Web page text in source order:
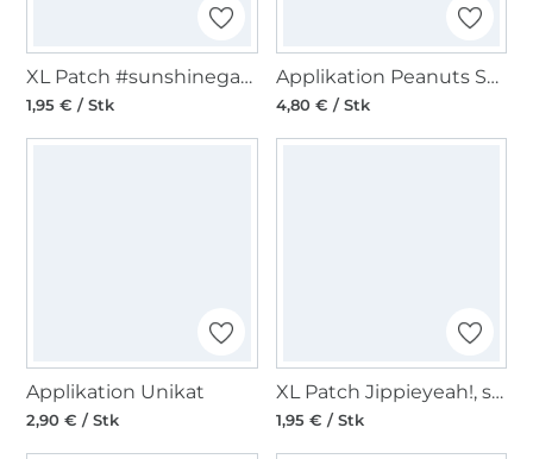
XL Patch #sunshinegang, schwarz
1,95 € / Stk
Applikation Peanuts Snoopy on Bicycle
4,80 € / Stk
Applikation Unikat
2,90 € / Stk
XL Patch Jippieyeah!, schwarz
1,95 € / Stk